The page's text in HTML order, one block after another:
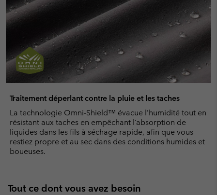
Traitement déperlant contre la pluie et les taches
La technologie Omni-Shield™ évacue l’humidité tout en
résistant aux taches en empêchant l’absorption de
liquides dans les fils à séchage rapide, afin que vous
restiez propre et au sec dans des conditions humides et
boueuses.
Tout ce dont vous avez besoin